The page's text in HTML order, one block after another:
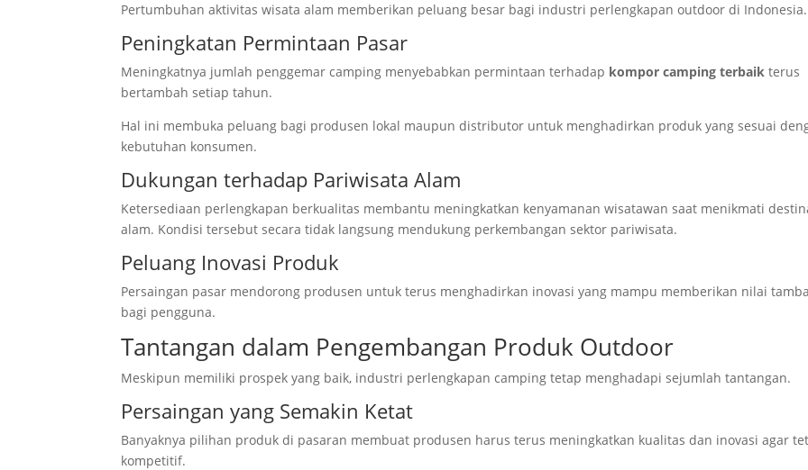
Pertumbuhan aktivitas wisata alam memberikan peluang besar bagi industri perlengkapan outdoor di Indonesia.
Peningkatan Permintaan Pasar
Meningkatnya jumlah penggemar camping menyebabkan permintaan terhadap kompor camping terbaik terus
bertambah setiap tahun.
Hal ini membuka peluang bagi produsen lokal maupun distributor untuk menghadirkan produk yang sesuai
kebutuhan konsumen.
Dukungan terhadap Pariwisata Alam
Ketersediaan perlengkapan berkualitas membantu meningkatkan kenyamanan wisatawan saat menikmati
alam. Kondisi tersebut secara tidak langsung mendukung perkembangan sektor pariwisata.
Peluang Inovasi Produk
Persaingan pasar mendorong produsen untuk terus menghadirkan inovasi yang mampu memberikan nilai
bagi pengguna.
Tantangan dalam Pengembangan Produk Outdoor
Meskipun memiliki prospek yang baik, industri perlengkapan camping tetap menghadapi sejumlah tantangan.
Persaingan yang Semakin Ketat
Banyaknya pilihan produk di pasaran membuat produsen harus terus meningkatkan kualitas dan inovasi agar
kompetitif.